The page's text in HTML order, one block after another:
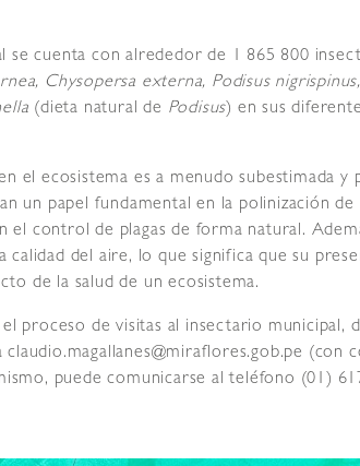
se cuenta con alrededor de 1 865 800
Chysopersa externa, Podisus nigrispinus,
(dieta natural de Podisus) en sus
el ecosistema es a menudo subestimada y
un papel fundamental en la polinización de
el control de plagas de forma natural.
calidad del aire, lo que significa que su
de la salud de un ecosistema.
proceso de visitas al insectario municipal,
(con
puede comunicarse al teléfono (01)